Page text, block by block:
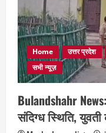
Home उत्तर प्रदेश
सभी न्यूज़
Bulandshahr
संदिग्ध स्थिति,